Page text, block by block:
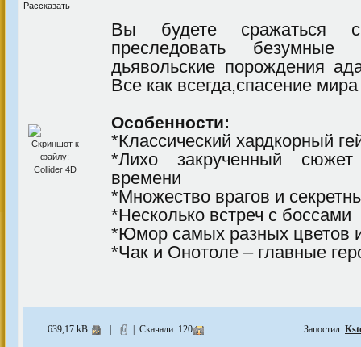
Рассказать
Вы будете сражаться с
преследовать
дьявольские порождения
Все как всегда,спасение
Особенности:
*Классический хардкорный
*Лихо закрученный
времени
*Множество врагов и
*Несколько встреч с боссами
*Юмор самых разных цветов
*Чак и Онотоле – главные
639,17 kB | Скачали: 120 Запостил: